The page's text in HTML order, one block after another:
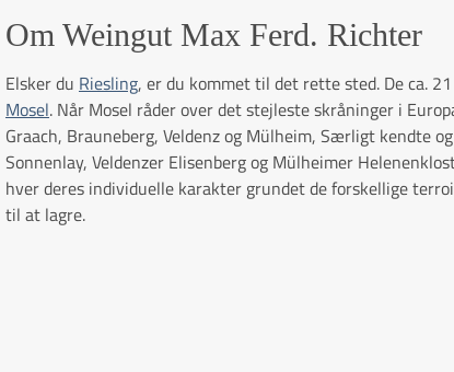
Om Weingut Max Ferd. Richter
Elsker du Riesling, er du kommet til det rette sted. De ca.
Mosel. Når Mosel råder over det stejleste skråninger i
Graach, Brauneberg, Veldenz og Mülheim, Særligt kendte
Sonnenlay, Veldenzer Elisenberg og Mülheimer
hver deres individuelle karakter grundet de forskellige
til at lagre.